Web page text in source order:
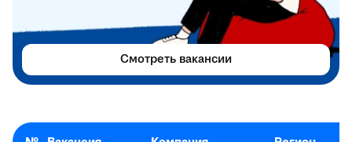
Смотреть вакансии